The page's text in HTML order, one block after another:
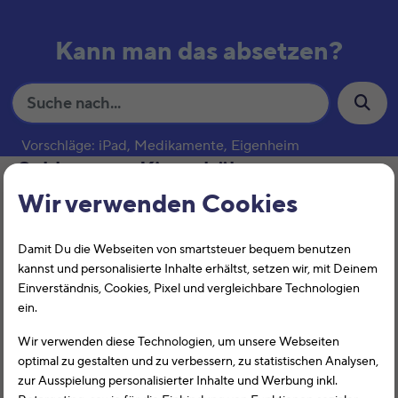
Wir verwenden Cookies
Damit Du die Webseiten von smartsteuer bequem benutzen
kannst und personalisierte Inhalte erhältst, setzen wir, mit Deinem
Einverständnis, Cookies, Pixel und vergleichbare Technologien
ein.
Wir verwenden diese Technologien, um unsere Webseiten
optimal zu gestalten und zu verbessern, zu statistischen Analysen,
zur Ausspielung personalisierter Inhalte und Werbung inkl.
Kann man das absetzen?
S
u
h
Vorschläge: iPad, Medikamente, Eigenheim
Schlagwort:Kitagebühren
Kinderbetreuungskosten
Kinderbetreuungskosten können unter